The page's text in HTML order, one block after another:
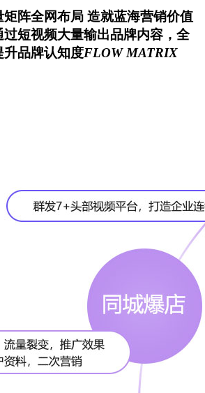
矩阵全网布局 造就蓝海营销价值
短视频大量输出品牌内容，全
品牌认知度FLOW MATRIX